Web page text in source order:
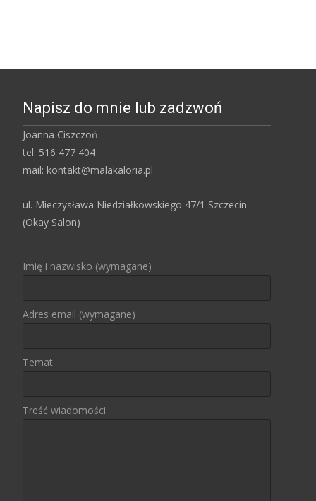
Napisz do mnie lub zadzwoń
Joanna Ciszczoń
tel: 516 477 404
mail: kontakt@malakaloria.pl
ul. Mieczysława Niedziałkowskiego 47/1 Szczecin
(Okay Salon)
Imię i nazwisko (wymagane)
Adres email (wymagane)
Temat
Treść wiadomości